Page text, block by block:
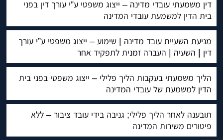
דין משמעתי עובדי מדינה – ייצוג משפטי ע”י עורך דין בפני
בית הדין למשמעת עובדי המדינה
מניעת השעיית עובד מדינה | שימוע – ייצוג משפטי ע”י עורך
דין | השעיה | העברה זמנית לתפקיד אחר
הליך משמעתי בעקבות הליך פלילי – ייצוג משפטי בפני בית
הדין למשמעת של עובדי המדינה
תובענה לאחר הליך פלילי; גניבה בידי עובד ציבור – ללא
פיטורים משירות המדינה